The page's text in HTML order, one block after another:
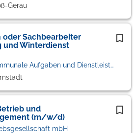
Gerau
oder Sachbearbeiter
und Winterdienst
Eigenbetrieb für kommunale Aufgaben und Dienstleistungen (EAD)
und
(m/w/d)
mbH